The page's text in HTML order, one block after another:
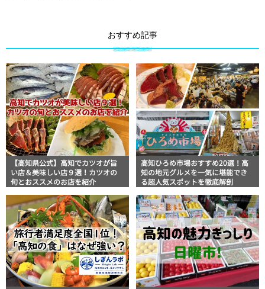
おすすめ記事
【高知県公式】高知でカツオが旨
い店＆美味しい店９選！カツオの
旬とおススメのお店を紹介
高知ひろめ市場おすすめ20選！高
知の地元グルメを一気に堪能でき
る超人気スポットを徹底解剖